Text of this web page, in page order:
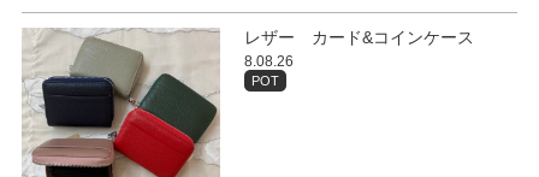
レザー カード&コインケース
8.08.26
POT